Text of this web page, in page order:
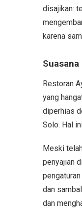
disajikan:
karena
Restoran
yang
diperhias
Solo. Hal
Meski
penyajian
dan
dan